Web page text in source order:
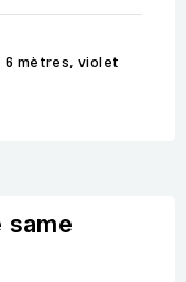
6 mètres, violet